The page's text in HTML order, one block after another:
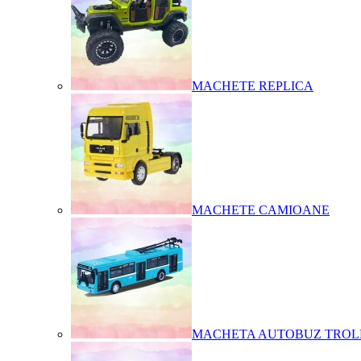
MACHETE REPLICA
MACHETE CAMIOANE
MACHETA AUTOBUZ